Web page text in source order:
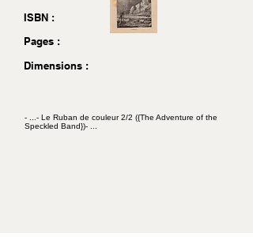
ISBN :
Pages :
Dimensions :
- ...- Le Ruban de couleur 2/2 ({The Adventure of the
Speckled Band})- ...